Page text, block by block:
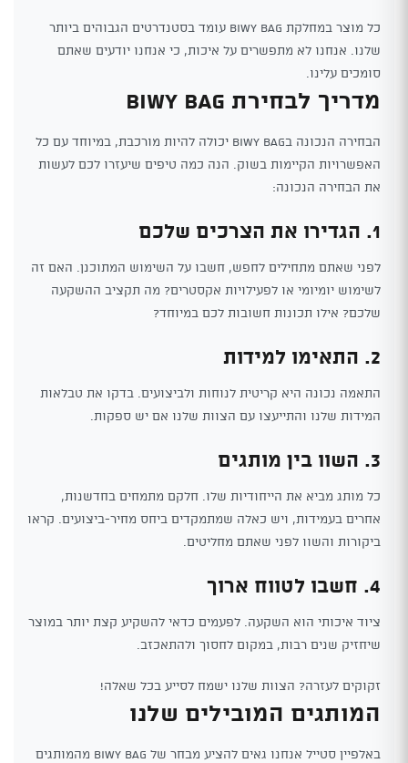
כל מוצר במחלקת Biwy Bag עומד בסטנדרטים הגבוהים ביותר
שלנו. אנחנו לא מתפשרים על איכות, כי אנחנו יודעים שאתם
סומכים עלינו.
מדריך לבחירת Biwy Bag
הבחירה הנכונה בBiwy Bag יכולה להיות מורכבת, במיוחד עם כל
האפשרויות הקיימות בשוק. הנה כמה טיפים שיעזרו לכם לעשות
את הבחירה הנכונה:
1. הגדירו את הצרכים שלכם
לפני שאתם מתחילים לחפש, חשבו על השימוש המתוכנן. האם זה
לשימוש יומיומי או לפעילויות אקסטרים? מה תקציב ההשקעה
שלכם? אילו תכונות חשובות לכם במיוחד?
2. התאימו למידות
התאמה נכונה היא קריטית לנוחות ולביצועים. בדקו את טבלאות
המידות שלנו והתייעצו עם הצוות שלנו אם יש ספקות.
3. השוו בין מותגים
כל מותג מביא את הייחודיות שלו. חלקם מתמחים בחדשנות,
אחרים בעמידות, ויש כאלה שמתמקדים ביחס מחיר-ביצועים. קראו
ביקורות והשוו לפני שאתם מחליטים.
4. חשבו לטווח ארוך
ציוד איכותי הוא השקעה. לפעמים כדאי להשקיע קצת יותר במוצר
שיחזיק שנים רבות, במקום לחסוך ולהתאכזב.
זקוקים לעזרה? הצוות שלנו ישמח לסייע בכל שאלה!
המותגים המובילים שלנו
באלפיין סטייל אנחנו גאים להציע מבחר של Biwy Bag מהמותגים